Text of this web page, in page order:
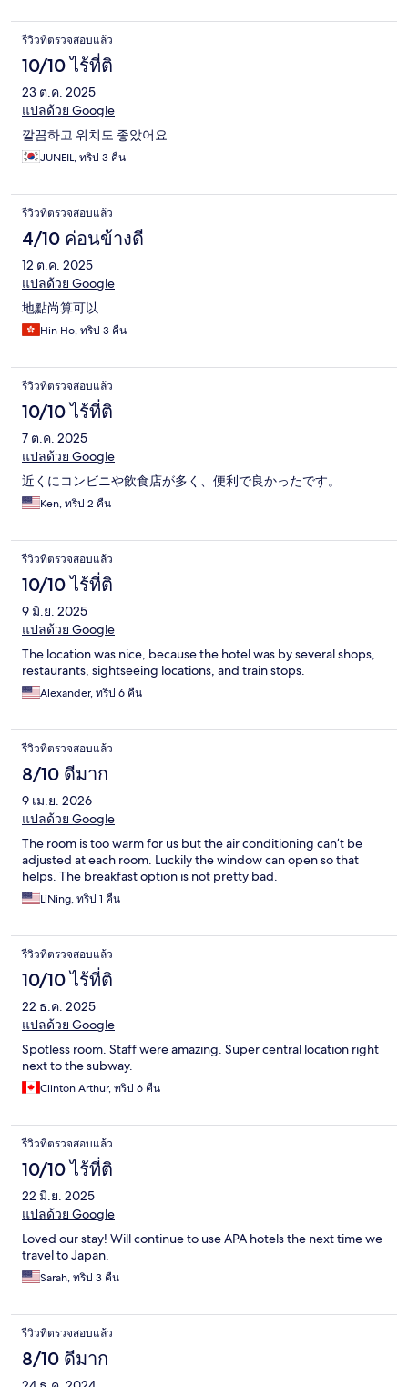
รีวิวที่ตรวจสอบแล้ว
10/10 ไร้ที่ติ
23 ต.ค. 2025
แปลด้วย Google
깔끔하고 위치도 좋았어요
JUNEIL, ทริป 3 คืน
รีวิวที่ตรวจสอบแล้ว
4/10 ค่อนข้างดี
12 ต.ค. 2025
แปลด้วย Google
地點尚算可以
Hin Ho, ทริป 3 คืน
รีวิวที่ตรวจสอบแล้ว
10/10 ไร้ที่ติ
7 ต.ค. 2025
แปลด้วย Google
近くにコンビニや飲食店が多く、便利で良かったです。
Ken, ทริป 2 คืน
รีวิวที่ตรวจสอบแล้ว
10/10 ไร้ที่ติ
9 มิ.ย. 2025
แปลด้วย Google
The location was nice, because the hotel was by several shops,
restaurants, sightseeing locations, and train stops.
Alexander, ทริป 6 คืน
รีวิวที่ตรวจสอบแล้ว
8/10 ดีมาก
9 เม.ย. 2026
แปลด้วย Google
The room is too warm for us but the air conditioning can’t be
adjusted at each room. Luckily the window can open so that
helps. The breakfast option is not pretty bad.
LiNing, ทริป 1 คืน
รีวิวที่ตรวจสอบแล้ว
10/10 ไร้ที่ติ
22 ธ.ค. 2025
แปลด้วย Google
Spotless room. Staff were amazing. Super central location right
next to the subway.
Clinton Arthur, ทริป 6 คืน
รีวิวที่ตรวจสอบแล้ว
10/10 ไร้ที่ติ
22 มิ.ย. 2025
แปลด้วย Google
Loved our stay! Will continue to use APA hotels the next time we
travel to Japan.
Sarah, ทริป 3 คืน
รีวิวที่ตรวจสอบแล้ว
8/10 ดีมาก